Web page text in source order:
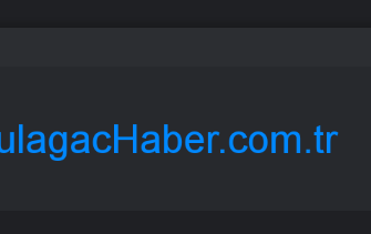
İç Denetim Direktörü Mustafa Güneş oldu